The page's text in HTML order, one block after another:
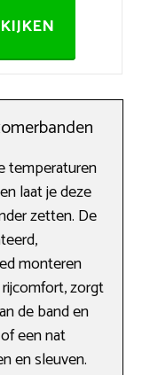
temperaturen
laat je deze
zetten. De
monteren
zorgt
de band en
een nat
en sleuven.